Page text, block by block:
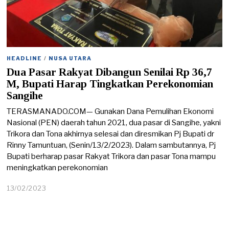
HEADLINE / NUSA UTARA
Dua Pasar Rakyat Dibangun Senilai Rp 36,7
M, Bupati Harap Tingkatkan Perekonomian
Sangihe
TERASMANADO.COM— Gunakan Dana Pemulihan Ekonomi
Nasional (PEN) daerah tahun 2021, dua pasar di Sangihe, yakni
Trikora dan Tona akhirnya selesai dan diresmikan Pj Bupati dr
Rinny Tamuntuan, (Senin/13/2/2023). Dalam sambutannya, Pj
Bupati berharap pasar Rakyat Trikora dan pasar Tona mampu
meningkatkan perekonomian
13/02/2023